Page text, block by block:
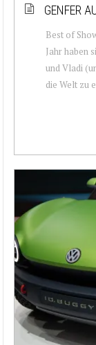
GENFER
Best of
Jahr haben
und Vladi
die Welt zu